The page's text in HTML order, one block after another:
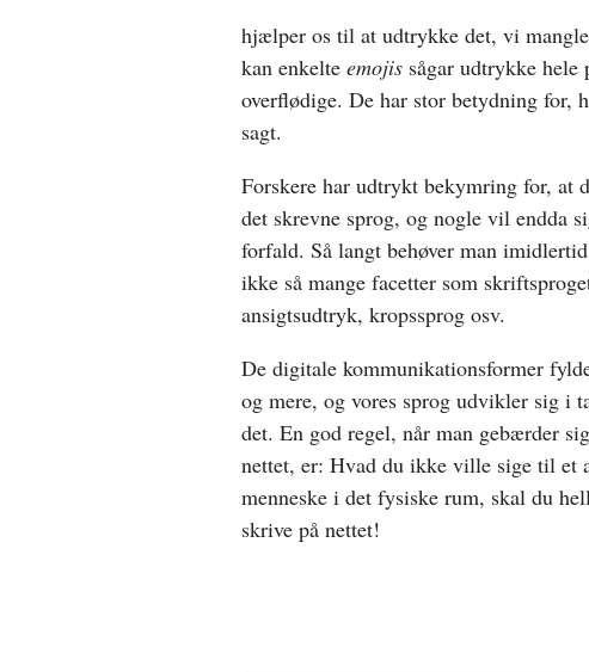
hjælper os til at udtrykke det, vi
kan enkelte emojis sågar udtrykke
overflødige. De har stor betydning for,
sagt.
Forskere har udtrykt bekymring for, at
det skrevne sprog, og nogle vil endda
forfald. Så langt behøver man
ikke så mange facetter som
ansigtsudtryk, kropssprog osv.
De digitale kommunikationsformer
og mere, og vores sprog udvikler sig i
det. En god regel, når man gebærder
nettet, er: Hvad du ikke ville sige til et
menneske i det fysiske rum, skal du
skrive på nettet!